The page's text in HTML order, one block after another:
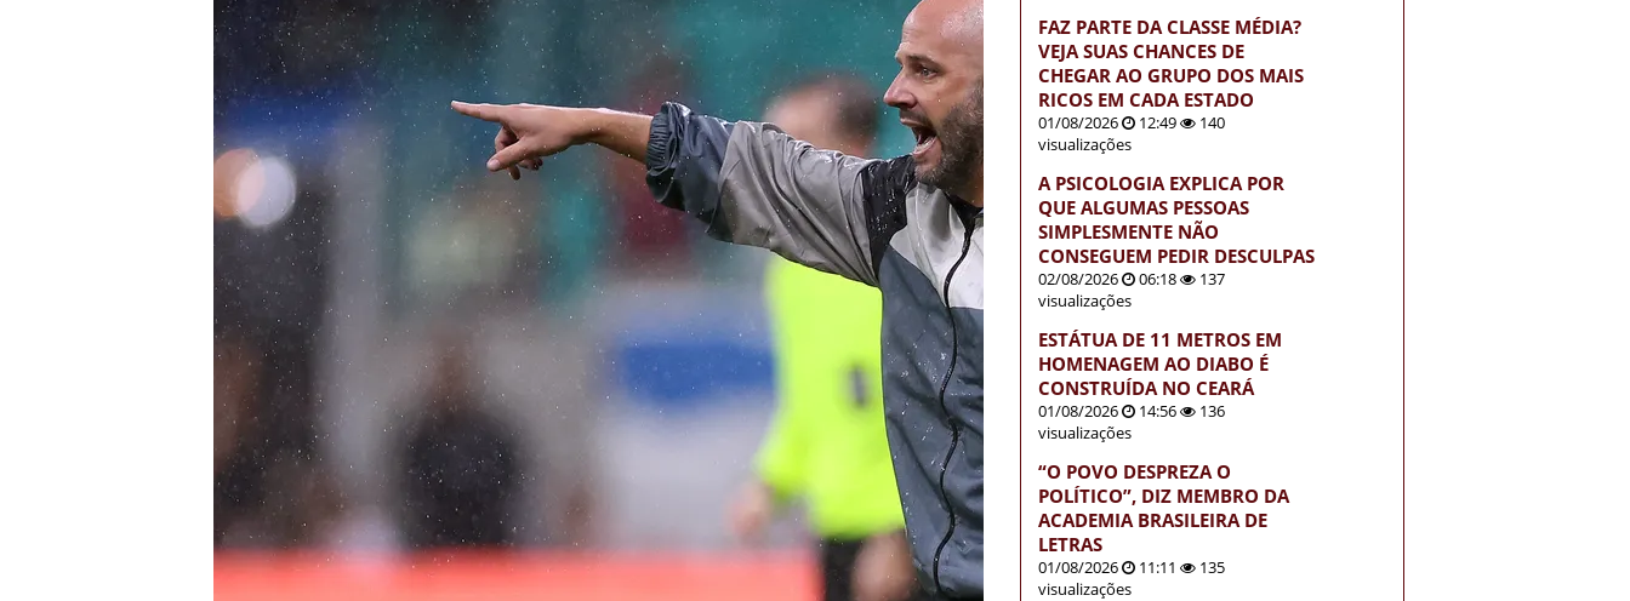
FAZ PARTE DA CLASSE MÉDIA?
VEJA SUAS CHANCES DE
CHEGAR AO GRUPO DOS MAIS
RICOS EM CADA ESTADO
01/08/2026 12:49
140
visualizações
A PSICOLOGIA EXPLICA POR
QUE ALGUMAS PESSOAS
SIMPLESMENTE NÃO
CONSEGUEM PEDIR DESCULPAS
02/08/2026 06:18
137
visualizações
ESTÁTUA DE 11 METROS EM
HOMENAGEM AO DIABO É
CONSTRUÍDA NO CEARÁ
01/08/2026 14:56
136
visualizações
“O POVO DESPREZA O
POLÍTICO”, DIZ MEMBRO DA
ACADEMIA BRASILEIRA DE
LETRAS
01/08/2026 11:11
135
visualizações